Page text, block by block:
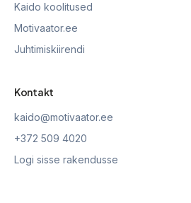
Kaido koolitused
Motivaator.ee
Juhtimiskiirendi
Kontakt
kaido@motivaator.ee
+372 509 4020
Logi sisse rakendusse